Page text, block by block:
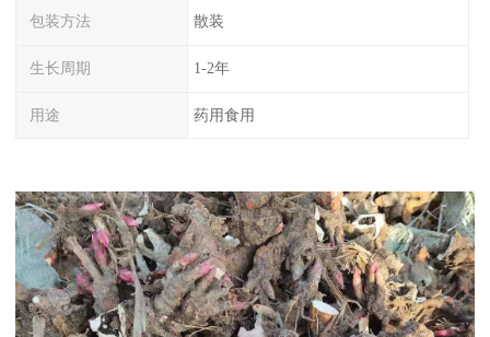
包装方法 散装
生长周期 1-2年
用途 药用食用